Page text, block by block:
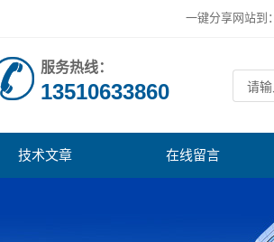
一键分享网站到：
服务热线：
13510633860
技术文章 在线留言